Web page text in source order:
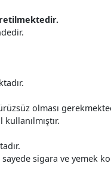
olması
sigara ve yemek